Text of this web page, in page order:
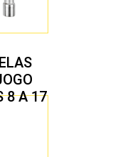
8 A 17